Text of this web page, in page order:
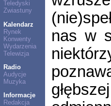
Teledyski
Zwiastuny
Kalendarz
Rynek
Konwenty
Wydarzenia
Telewizja
Radio
Audycje
Muzyka
Informacje
Redakcja
nas w